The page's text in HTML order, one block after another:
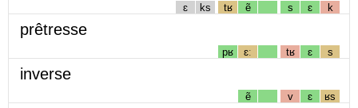
ɛ ks tʁ ẽ s ɛ k
prêtresse
pʁ ɛː tʁ ɛ s
inverse
ẽ v ɛ ʁs